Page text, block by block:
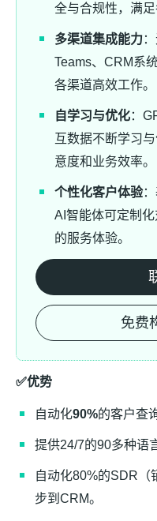
全与合规性，满足
多渠道集成能力
Teams、CRM系
各渠道高效工作。
自学习与优化：
互数据不断学习
意度和业务效率。
个性化客户体验
AI智能体可定制
的服务体验。
免费
✅优势
自动化90%的客户查
提供24/7的90多种语
自动化80%的SDR（
步到CRM。